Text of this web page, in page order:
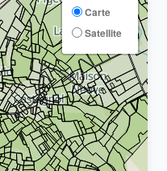
Carte
Satellite